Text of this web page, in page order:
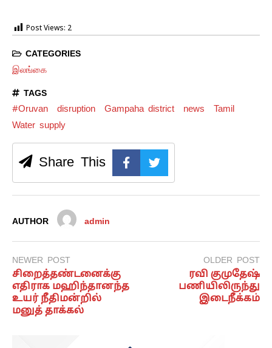
Post Views: 2
CATEGORIES
இலங்கை
TAGS
#Oruvan disruption Gampaha district news
Tamil
Water supply
Share This
AUTHOR admin
NEWER POST
சிறைத்தண்டனைக்கு
எதிராக மஹிந்தானந்த
உயர் நீதிமன்றில்
மனுத் தாக்கல்
OLDER POST
ரவி குமுதேஷ்
பணியிலிருந்து
இடைநீக்கம்